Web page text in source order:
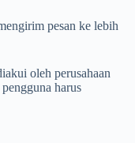
pesan ke lebih
oleh perusahaan
harus